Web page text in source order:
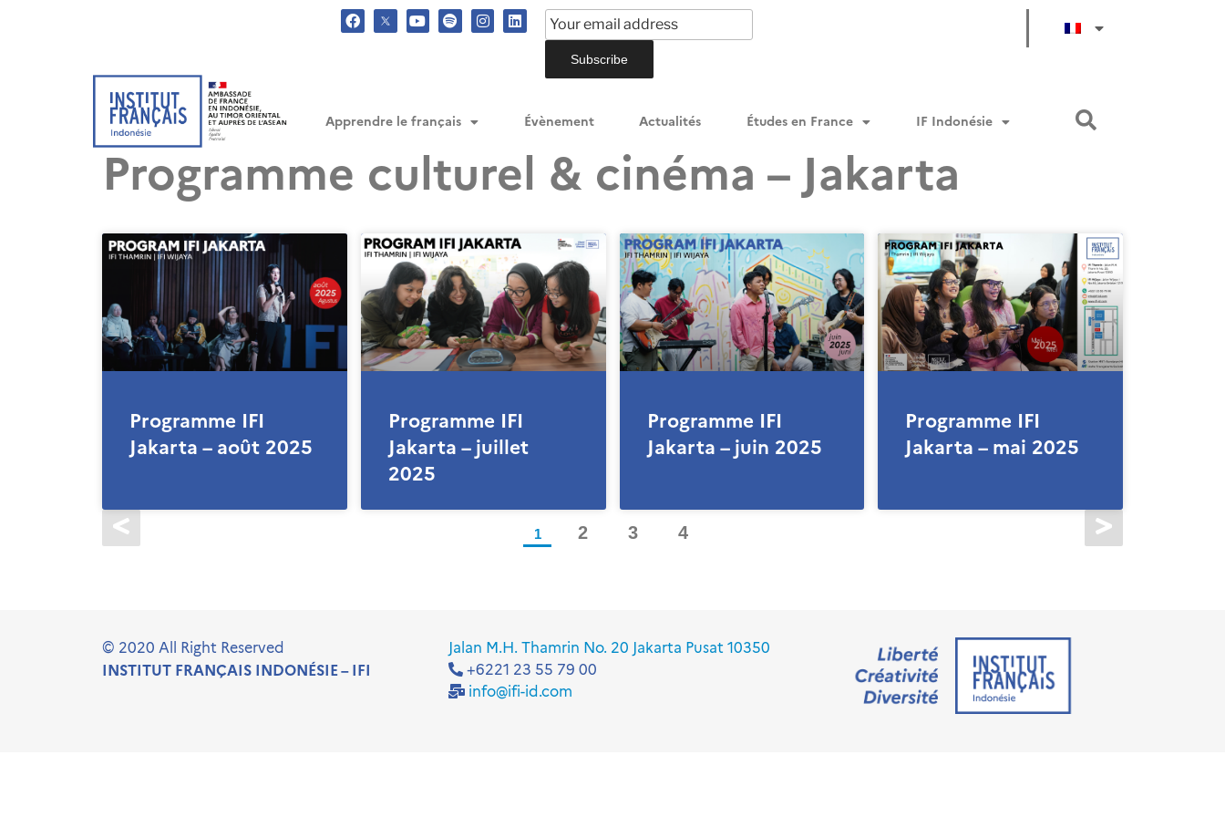
Apprendre le français Évènement Actualités Études en France IF Indonésie
Programme culturel & cinéma – Jakarta
Programme IFI
Jakarta – août 2025
Programme IFI
Jakarta – juillet
2025
Programme IFI
Jakarta – juin 2025
Programme IFI
Jakarta – mai 2025
1 2 3 4
© 2020 All Right Reserved
INSTITUT FRANÇAIS INDONÉSIE – IFI
Jalan M.H. Thamrin No. 20 Jakarta Pusat 10350
+6221 23 55 79 00
info@ifi-id.com